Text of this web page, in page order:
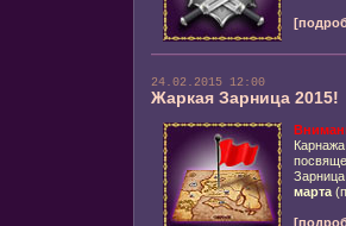
24.02.2015 12:00
Жаркая Зарница 2015!
Карнажа
марта